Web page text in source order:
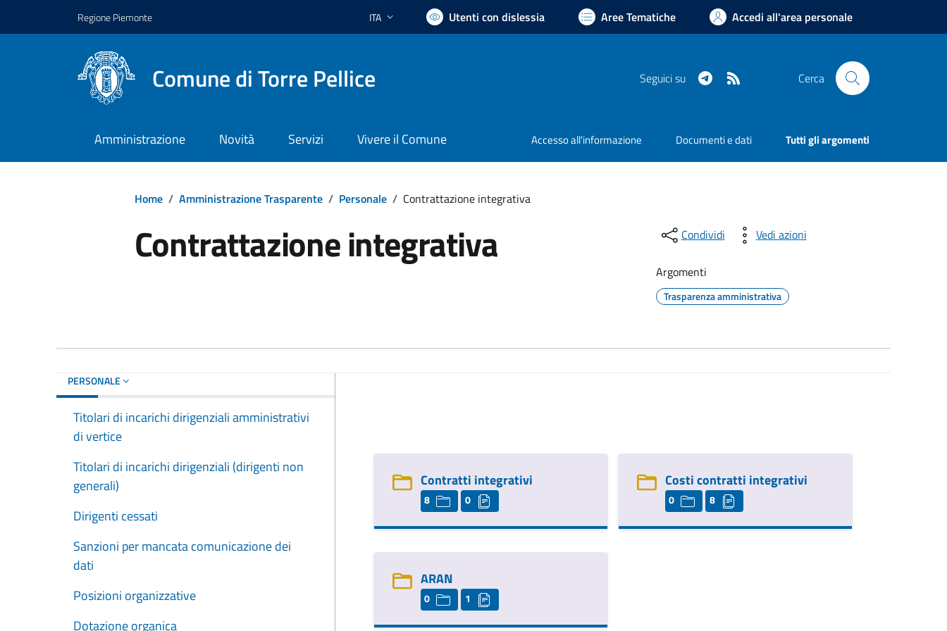
Regione Piemonte Lingua attiva:
ITA Utenti con dislessia Aree Tematiche Accedi all'area personale
Comune di Torre Pellice Seguici su Telegram Cerca
Amministrazione Novità Servizi Vivere il Comune Accesso all'informazione Documenti e dati Tutti gli argomenti
Home / Amministrazione Trasparente / Personale / Contrattazione integrativa
Contrattazione integrativa Condividi Vedi azioni
Argomenti
Trasparenza amministrativa
PERSONALE
Titolari di incarichi dirigenziali amministrativi
di vertice
Titolari di incarichi dirigenziali (dirigenti non
generali)
Dirigenti cessati
Sanzioni per mancata comunicazione dei
dati
Posizioni organizzative
Dotazione organica
Contratti integrativi
8 0
Costi contratti integrativi
0 8
ARAN
0 1